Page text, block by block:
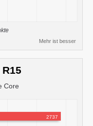
Mehr ist besser
Core
2737